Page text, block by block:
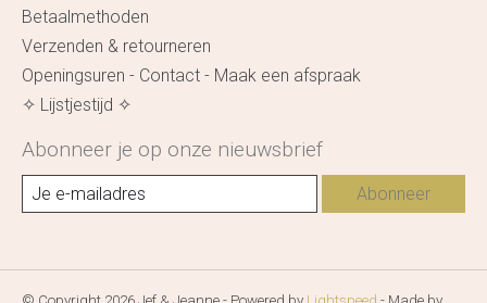
Betaalmethoden
Verzenden & retourneren
Openingsuren - Contact - Maak een afspraak
✧ Lijstjestijd ✧
Abonneer je op onze nieuwsbrief
Abonneer